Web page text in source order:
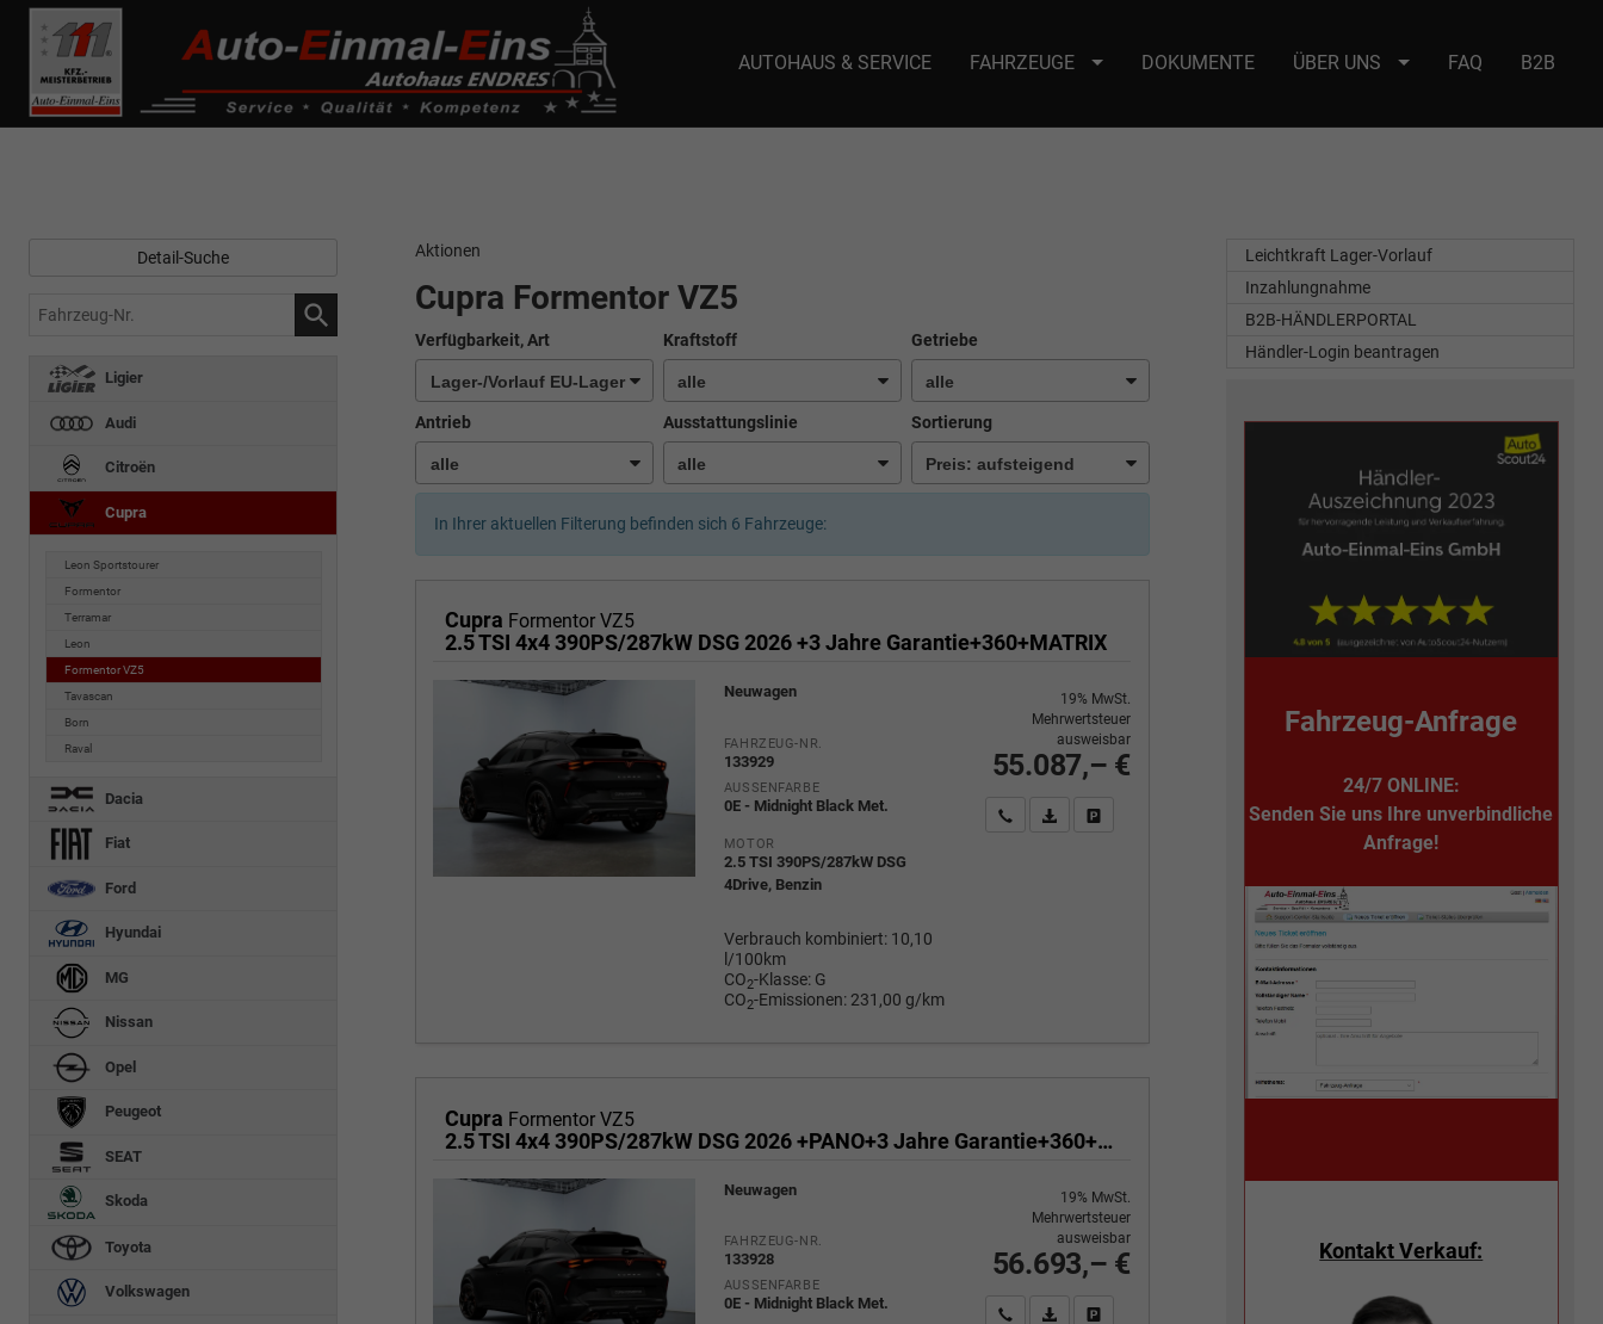
------------ Host Name : selector1._domainkey Points to address or value: selector1-aee-de0k._domainkey.autoeinmaleins.onmicrosoft.com Host Name : selector2._domainkey Points to address or value: selector2-aee-
de0k._domainkey.autoeinmaleins.onmicrosoft.com
AUTOHAUS & SERVICE FAHRZEUGE DOKUMENTE ÜBER UNS FAQ B2B
Aktionen
Cupra Formentor VZ5
Verfügbarkeit, Art Kraftstoff Getriebe
Antrieb Ausstattungslinie Sortierung
In Ihrer aktuellen Filterung befinden sich 6 Fahrzeuge:
Cupra Formentor VZ5
2.5 TSI 4x4 390PS/287kW DSG 2026 +3 Jahre Garantie+360+MATRIX
Neuwagen
FAHRZEUG-NR.
133929
AUSSENFARBE
0E - Midnight Black Met.
MOTOR
2.5 TSI 390PS/287kW DSG
4Drive, Benzin
Verbrauch kombiniert: 10,10
l/100km
CO2-Klasse: G
CO2-Emissionen: 231,00 g/km
55.087,– €
19% MwSt.
Mehrwertsteuer
ausweisbar
Wir rufen Sie anPDF-Fahrzeugexposé drucken
Fahrzeug drucken, parken oder vergleichen
Cupra Formentor VZ5
2.5 TSI 4x4 390PS/287kW DSG 2026 +PANO+3 Jahre Garantie+360+MATRIX
Neuwagen
FAHRZEUG-NR.
133928
AUSSENFARBE
0E - Midnight Black Met.
56.693,– €
19% MwSt.
Mehrwertsteuer
ausweisbar
Wir rufen Sie anPDF-Fahrzeugexposé drucken
Fahrzeug drucken, parken oder vergleichen
Detail-Suche
Fahrzeug-
Ligier
Audi
Citroën
Cupra
Leon Sportstourer
Formentor
Terramar
Leon
Formentor VZ5
Tavascan
Born
Raval
Dacia
Fiat
Ford
Hyundai
MG
Nissan
Opel
Peugeot
SEAT
Skoda
Toyota
Volkswagen
Leichtkraft Lager-Vorlauf
Inzahlungnahme
B2B-HÄNDLERPORTAL
Händler-Login beantragen
Fahrzeug-Anfrage
24/7 ONLINE:
Senden Sie uns Ihre unverbindliche
Anfrage!
Kontakt Verkauf: